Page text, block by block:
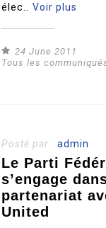
élec..Voir plus
24 June 2011
Tous les
Posté par :admin
Le Parti
s’engage
partenariat
United